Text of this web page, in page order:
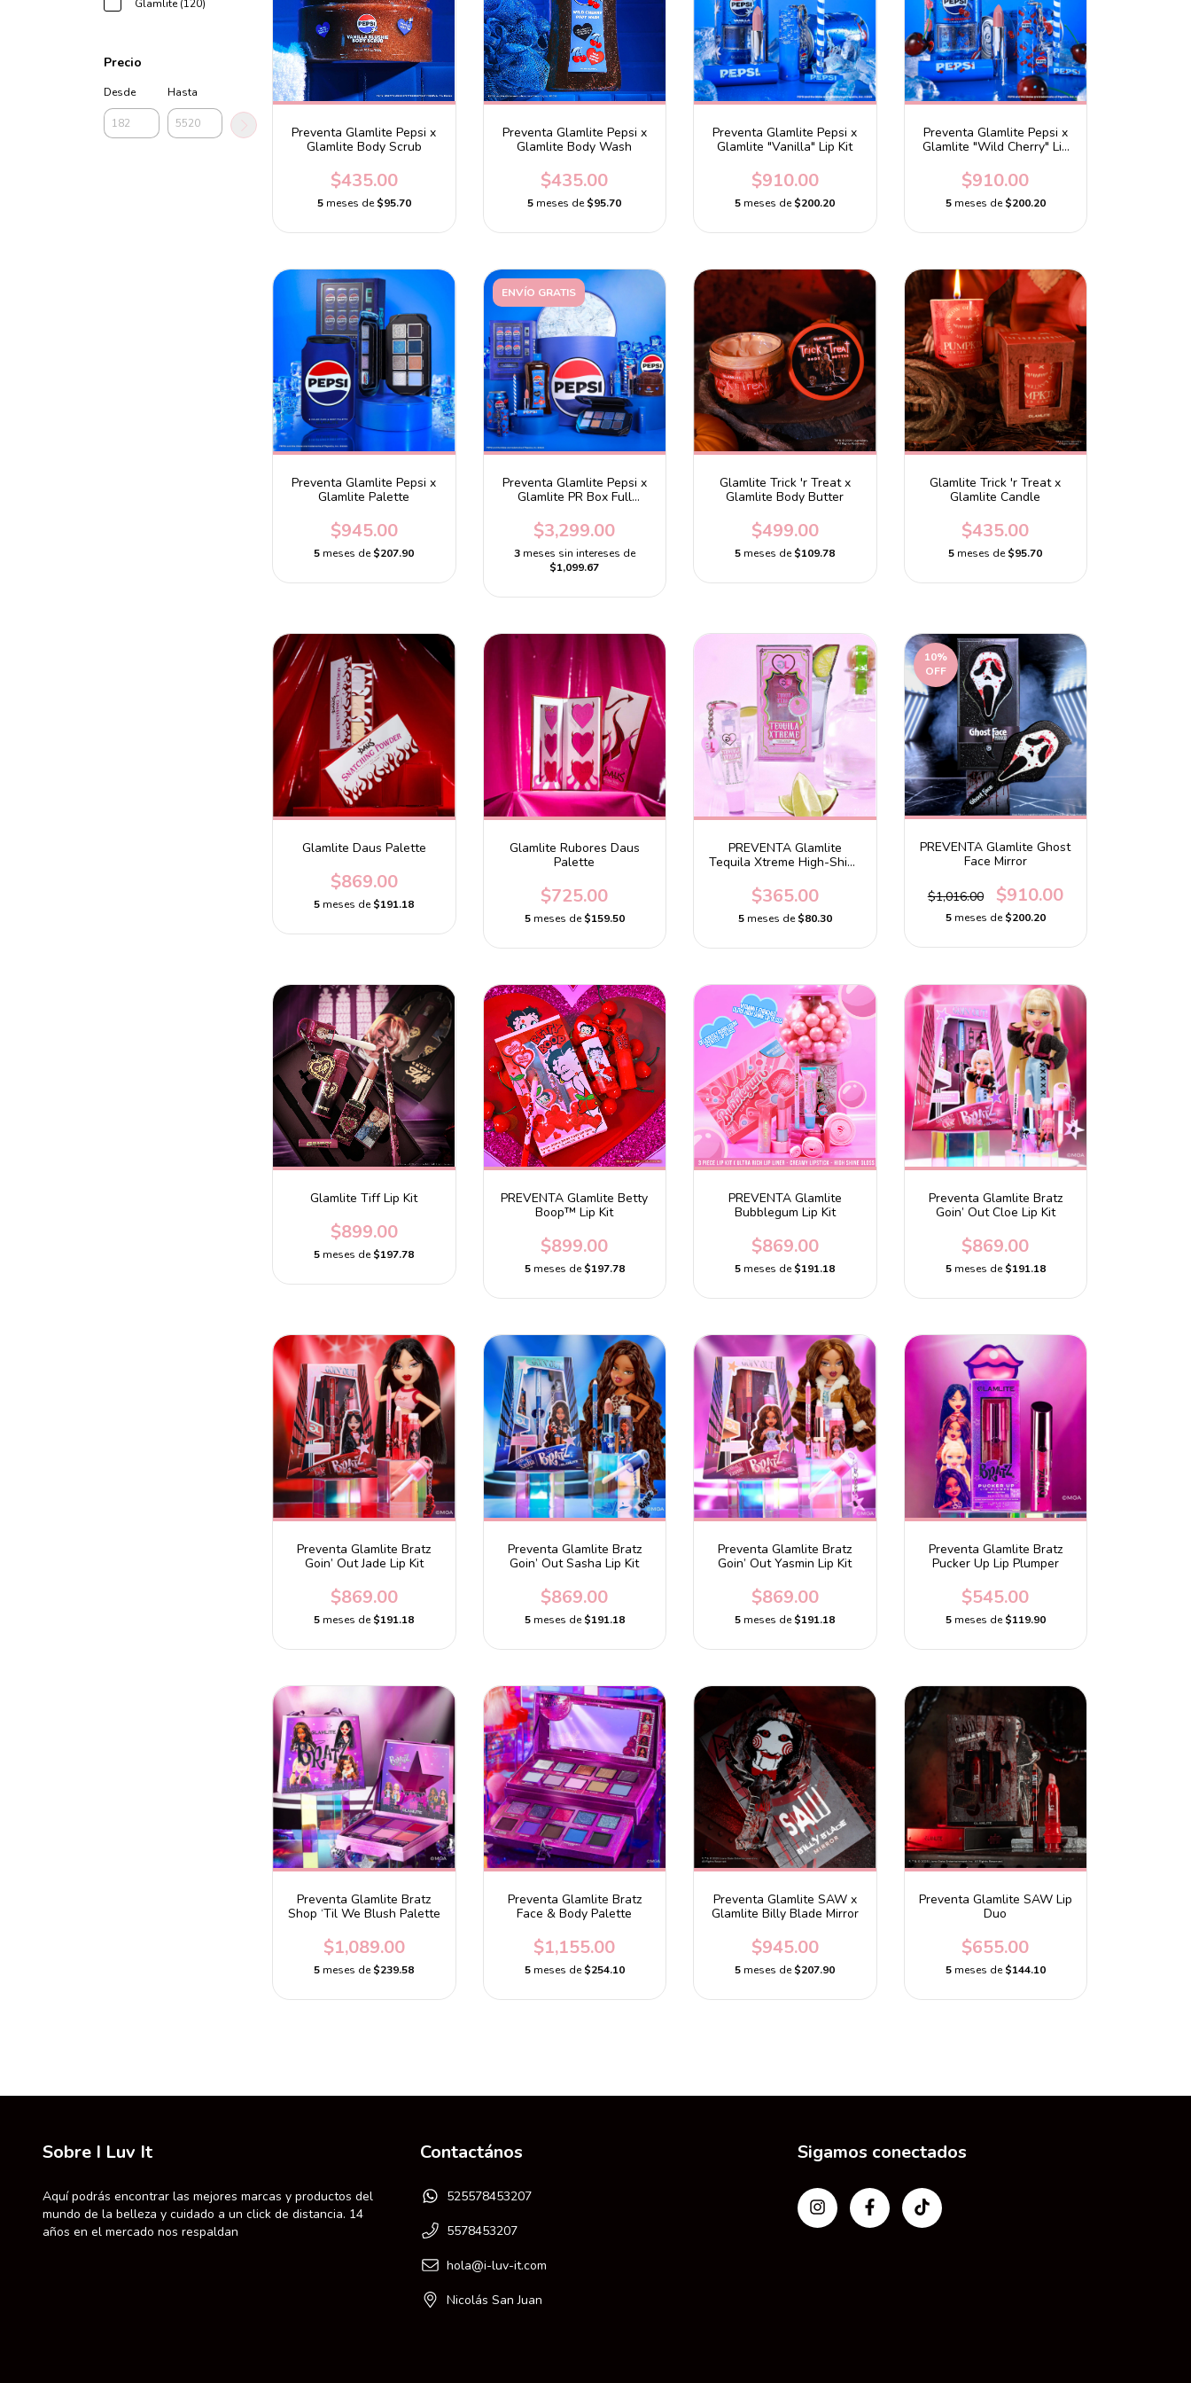
Glamlite (120)
Precio
Desde Hasta
Preventa Glamlite Pepsi x
Glamlite Body Scrub
$435.00
5 meses de$95.70
Preventa Glamlite Pepsi x
Glamlite Body Wash
$435.00
5 meses de$95.70
Preventa Glamlite Pepsi x
Glamlite "Vanilla" Lip Kit
$910.00
5 meses de$200.20
Preventa Glamlite Pepsi x
Glamlite "Wild Cherry" Lip
$910.00
5 meses de$200.20
Preventa Glamlite Pepsi x
Glamlite Palette
$945.00
5 meses de$207.90
ENVÍO GRATIS
Preventa Glamlite Pepsi x
Glamlite PR Box Full
$3,299.00
3 meses sin intereses de
$1,099.67
Glamlite Trick 'r Treat x
Glamlite Body Butter
$499.00
5 meses de$109.78
Glamlite Trick 'r Treat x
Glamlite Candle
$435.00
5 meses de$95.70
Glamlite Daus Palette
$869.00
5 meses de$191.18
Glamlite Rubores Daus
Palette
$725.00
5 meses de$159.50
PREVENTA Glamlite
Tequila Xtreme High-Shine
$365.00
5 meses de$80.30
10%
OFF
PREVENTA Glamlite Ghost
Face Mirror
$1,016.00 $910.00
5 meses de$200.20
Glamlite Tiff Lip Kit
$899.00
5 meses de$197.78
PREVENTA Glamlite Betty
Boop™ Lip Kit
$899.00
5 meses de$197.78
PREVENTA Glamlite
Bubblegum Lip Kit
$869.00
5 meses de$191.18
Preventa Glamlite Bratz
Goin’ Out Cloe Lip Kit
$869.00
5 meses de$191.18
Preventa Glamlite Bratz
Goin’ Out Jade Lip Kit
$869.00
5 meses de$191.18
Preventa Glamlite Bratz
Goin’ Out Sasha Lip Kit
$869.00
5 meses de$191.18
Preventa Glamlite Bratz
Goin’ Out Yasmin Lip Kit
$869.00
5 meses de$191.18
Preventa Glamlite Bratz
Pucker Up Lip Plumper
$545.00
5 meses de$119.90
Preventa Glamlite Bratz
Shop ‘Til We Blush Palette
$1,089.00
5 meses de$239.58
Preventa Glamlite Bratz
Face & Body Palette
$1,155.00
5 meses de$254.10
Preventa Glamlite SAW x
Glamlite Billy Blade Mirror
$945.00
5 meses de$207.90
Preventa Glamlite SAW Lip
Duo
$655.00
5 meses de$144.10
Sobre I Luv It
Aquí podrás encontrar las mejores marcas y productos del
mundo de la belleza y cuidado a un click de distancia. 14
años en el mercado nos respaldan
Contactános
525578453207
5578453207
hola@i-luv-it.com
Nicolás San Juan
Sigamos conectados